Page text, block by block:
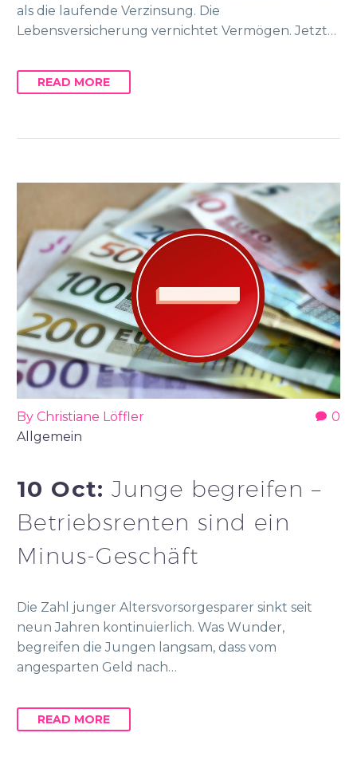
als die laufende Verzinsung. Die
Lebensversicherung vernichtet Vermögen. Jetzt…
READ MORE
0
By Christiane Löffler
Allgemein
10 Oct:Junge begreifen –
Betriebsrenten sind ein
Minus-Geschäft
Die Zahl junger Altersvorsorgesparer sinkt seit
neun Jahren kontinuierlich. Was Wunder,
begreifen die Jungen langsam, dass vom
angesparten Geld nach…
READ MORE